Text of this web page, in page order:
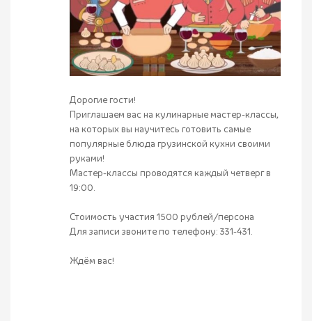
Дорогие гости!
Приглашаем вас на кулинарные мастер-классы,
на которых вы научитесь готовить самые
популярные блюда грузинской кухни своими
руками!
Мастер-классы проводятся каждый четверг в
19:00.
Стоимость участия 1500 рублей/персона
Для записи звоните по телефону: 331-431.
Ждём вас!